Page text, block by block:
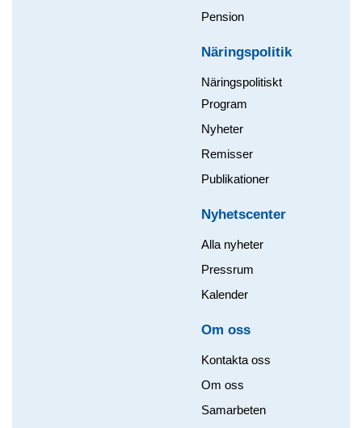
Pension
Näringspolitik
Näringspolitiskt
Program
Nyheter
Remisser
Publikationer
Nyhetscenter
Alla nyheter
Pressrum
Kalender
Om oss​
Kontakta oss
Om oss
Samarbeten